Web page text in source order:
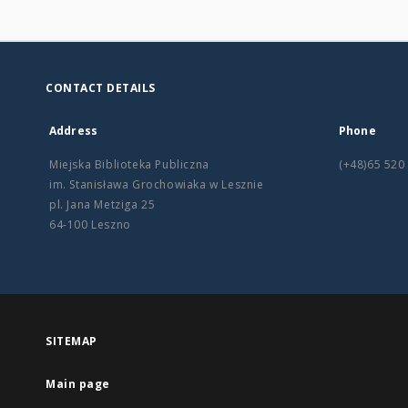
CONTACT DETAILS
Address
Miejska Biblioteka Publiczna
im. Stanisława Grochowiaka w Lesznie
pl. Jana Metziga 25
64-100 Leszno
Phone
(+48)65 520
SITEMAP
Main page